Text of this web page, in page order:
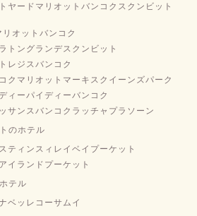
ヤードマリオットバンコクスクンビット
リオットバンコク
トングランデスクンビット
レジスバンコク
クマリオットマーキスクイーンズパーク
ィーパイディーバンコク
サンスバンコクラッチャプラソーン
のホテル
ティンスィレイベイプーケット
イランドプーケット
テル
ベッレコーサムイ